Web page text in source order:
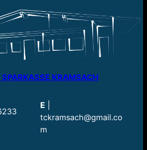
KRAMSACH
E
tckramsach@gmail.co
m